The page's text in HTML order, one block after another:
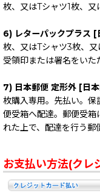
枚、又はTシャツ1枚、
6) レターパックプラス [
枚、又はTシャツ3枚、
受領印または署名をいた
7) 日本郵便 定形外 [日本
枚購入専用。先払い。
便受箱へ配達。郵便受
れた上で、配達を行う郵
お支払い方法(クレ